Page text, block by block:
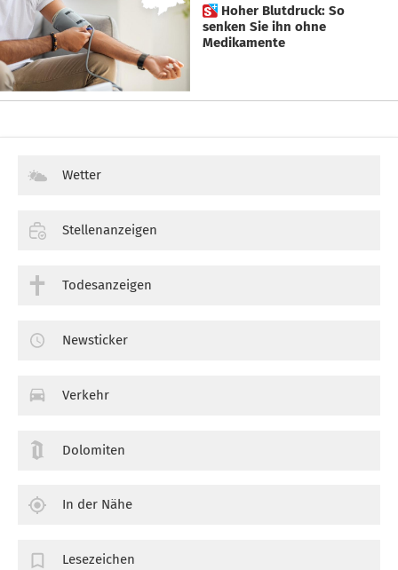
 Hoher Blutdruck: So
senken Sie ihn ohne
Medikamente
Wetter
Stellenanzeigen
Todesanzeigen
Newsticker
Verkehr
Dolomiten
In der Nähe
Lesezeichen